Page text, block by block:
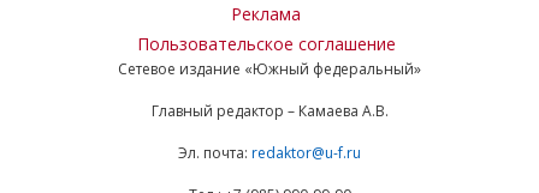
Реклама
Пользовательское соглашение
Сетевое издание «Южный федеральный»
Главный редактор – Камаева А.В.
Эл. почта: redaktor@u-f.ru